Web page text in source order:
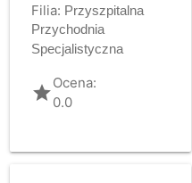
Filia: Przyszpitalna
Przychodnia
Specjalistyczna
gradeOcena:
0.0